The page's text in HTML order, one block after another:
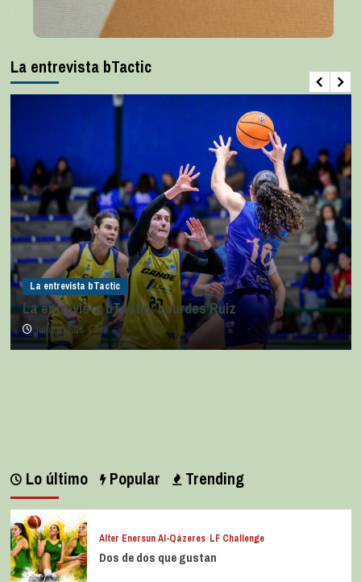
La entrevista bTactic
La entrevista bTactic
La entrevista bTactic: Lourdes Ruiz
julio 11, 2026 0
Lo último Popular Trending
Alter Enersun Al-Qázeres LF Challenge
Dos de dos que gustan